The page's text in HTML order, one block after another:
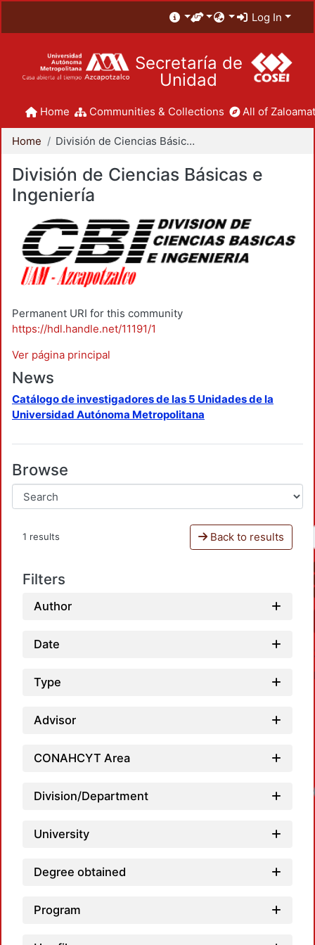
Log In
Secretaría de
Unidad
Home Communities & Collections All of
Home División de Ciencias Básicas e Ingeniería
División de Ciencias Básicas e
Ingeniería
Permanent URI for this community
https://hdl.handle.net/11191/1
Ver página principal
News
Catálogo de investigadores de las 5 Unidades de la
Universidad Autónoma Metropolitana
Browse
1 results Back to results
Filters
Author
Date
Type
Advisor
CONAHCYT Area
Division/Department
University
Degree obtained
Program